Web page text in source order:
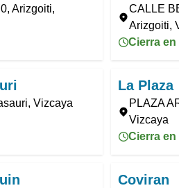
Arizgoiti,
CALLE
Arizgoiti,
Cierra en
Vizcaya
La Plaza
PLAZA
Vizcaya
Cierra en
Coviran